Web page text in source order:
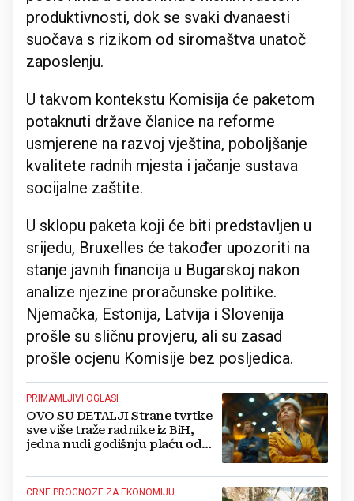
produktivnosti, dok se svaki dvanaesti
suočava s rizikom od siromaštva unatoč
zaposlenju.
U takvom kontekstu Komisija će paketom
potaknuti države članice na reforme
usmjerene na razvoj vještina, poboljšanje
kvalitete radnih mjesta i jačanje sustava
socijalne zaštite.
U sklopu paketa koji će biti predstavljen u
srijedu, Bruxelles će također upozoriti na
stanje javnih financija u Bugarskoj nakon
analize njezine proračunske politike.
Njemačka, Estonija, Latvija i Slovenija
prošle su sličnu provjeru, ali su zasad
prošle ocjenu Komisije bez posljedica.
PRIMAMLJIVI OGLASI
OVO SU DETALJI Strane tvrtke
sve više traže radnike iz BiH,
jedna nudi godišnju plaću od
CRNE PROGNOZE ZA EKONOMIJU